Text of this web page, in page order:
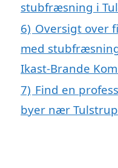
stubfræsning i
6) Oversigt over
med
Ikast-Brande
7) Find en
byer nær Tulstrup